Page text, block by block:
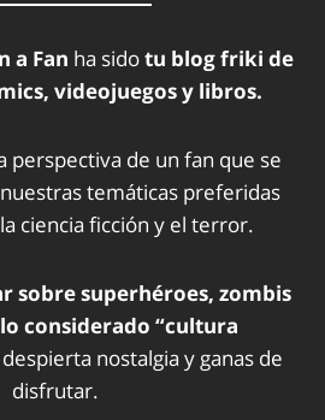
a Fan ha sidotu blog friki de
videojuegos y libros.
perspectiva de un fan que se
temáticas preferidas
ciencia ficción y el terror.
sobre superhéroes, zombis
considerado “cultura
nostalgia y ganas de
disfrutar.